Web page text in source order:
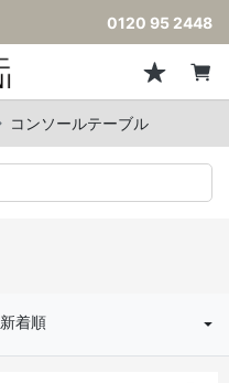
0120 95 2448
コンソールテーブル
新着順